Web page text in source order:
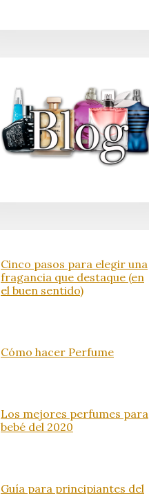
Cinco pasos para elegir una
fragancia que destaque (en
el buen sentido)
Cómo hacer Perfume
Los mejores perfumes para
bebé del 2020
Guía para principiantes del